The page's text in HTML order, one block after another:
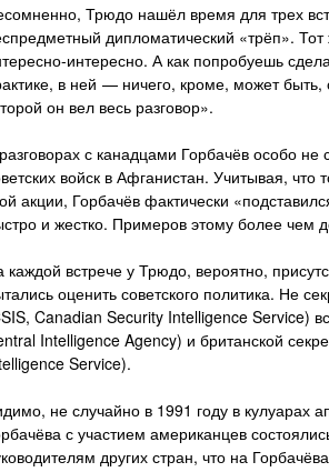
Трюдо нашёл время для трех
дипломатический «трёп».
интересно. А как попробуешь
в ней — ничего, кроме, может
он вел весь разговор».
с канадцами Горбачёв особо
войск в Афганистан. Учитывая,
акции, Горбачёв фактически
и жестко. Примеров этому более чем
каждой встрече у Трюдо, вероятно,
оценить советского политика. Не
Canadian Security Intelligence Service)
Intelligence Agency) и британской
Service).
не случайно в 1991 году в
с участием американцев
других стран, что на